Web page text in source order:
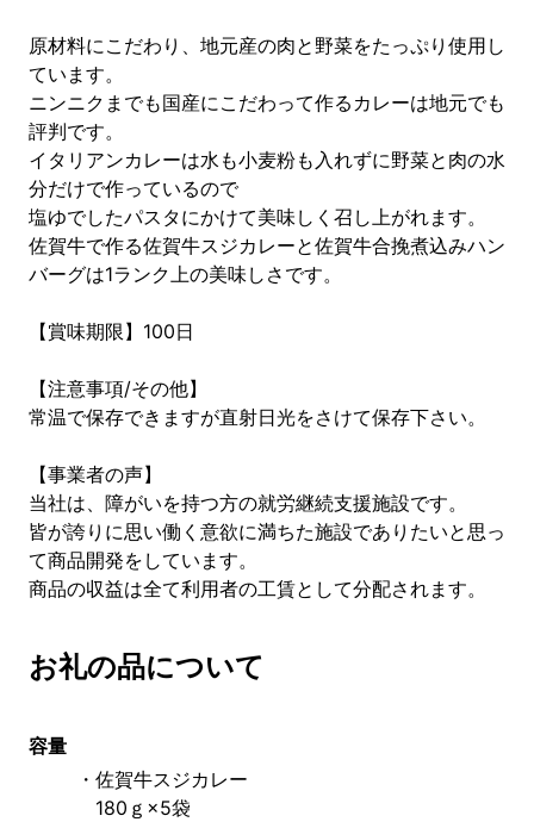
原材料にこだわり、地元産の肉と野菜をたっぷり使用し
ています。
ニンニクまでも国産にこだわって作るカレーは地元でも
評判です。
イタリアンカレーは水も小麦粉も入れずに野菜と肉の水
分だけで作っているので
塩ゆでしたパスタにかけて美味しく召し上がれます。
佐賀牛で作る佐賀牛スジカレーと佐賀牛合挽煮込みハン
バーグは1ランク上の美味しさです。
【賞味期限】100日
【注意事項/その他】
常温で保存できますが直射日光をさけて保存下さい。
【事業者の声】
当社は、障がいを持つ方の就労継続支援施設です。
皆が誇りに思い働く意欲に満ちた施設でありたいと思っ
て商品開発をしています。
商品の収益は全て利用者の工賃として分配されます。
お礼の品について
容量
・佐賀牛スジカレー
180ｇ×5袋